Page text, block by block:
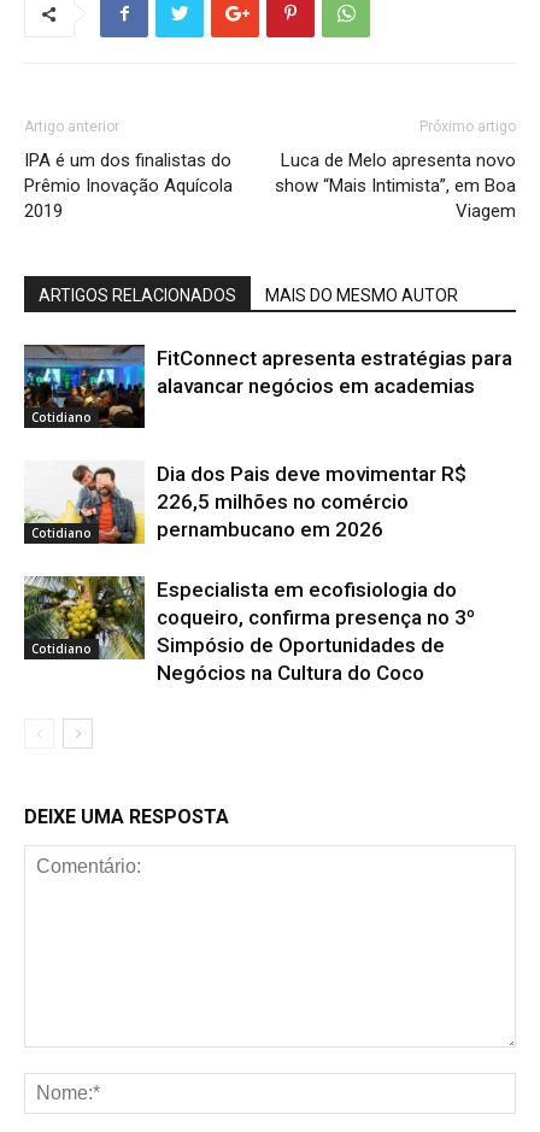
Artigo anterior
IPA é um dos finalistas do
Prêmio Inovação Aquícola
2019
Próximo artigo
Luca de Melo apresenta novo
show “Mais Intimista”, em Boa
Viagem
ARTIGOS RELACIONADOS MAIS DO MESMO AUTOR
Cotidiano
FitConnect apresenta estratégias para
alavancar negócios em academias
Cotidiano
Dia dos Pais deve movimentar R$
226,5 milhões no comércio
pernambucano em 2026
Cotidiano
Especialista em ecofisiologia do
coqueiro, confirma presença no 3º
Simpósio de Oportunidades de
Negócios na Cultura do Coco
DEIXE UMA RESPOSTA